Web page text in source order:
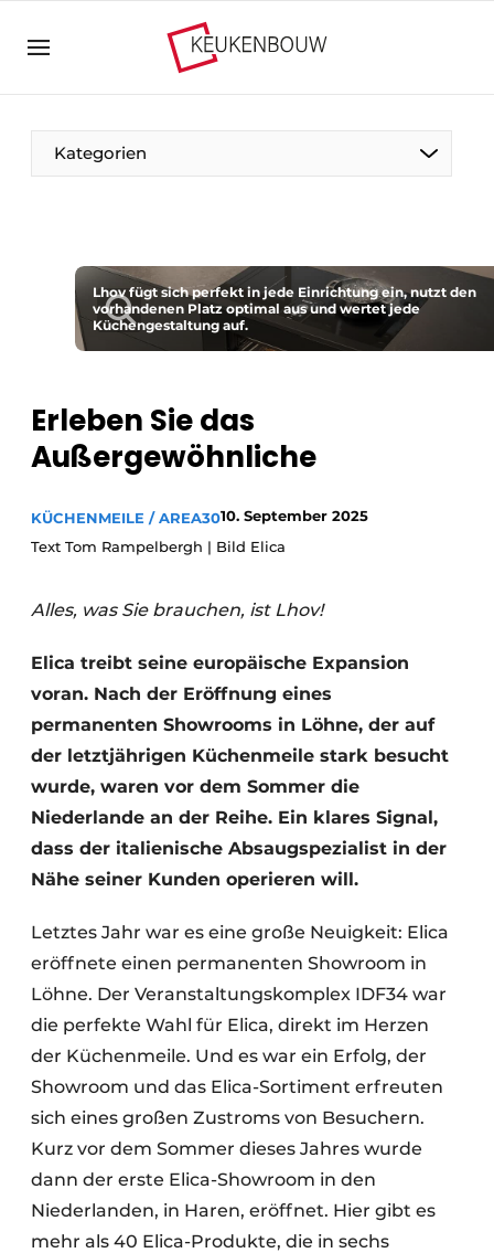
Registrieren Sie sich
Unternehmen
Kontakt
Küchenbau | Plattform zu Design und Technik in
der Küchenbranche
Magazin-Anfrage
Newsletter
Podcasts
Datenschutz / Cookie-Erklärung
Ein Stellenangebot registrieren
Videos
Kategorien
Der Stift
Zu Besuch bei
Nahrung zum Nachdenken
Möbelbeschläge und Schränke
Lhov fügt sich perfekt in jede Einrichtung ein, nutzt den
vorhandenen Platz optimal aus und wertet jede
Küchengestaltung auf.
Erleben Sie das
Außergewöhnliche
KÜCHENMEILE / AREA3010. September 2025
Text Tom Rampelbergh | Bild Elica
Alles, was Sie brauchen, ist Lhov!
Elica treibt seine europäische Expansion
voran. Nach der Eröffnung eines
permanenten Showrooms in Löhne, der auf
der letztjährigen Küchenmeile stark besucht
wurde, waren vor dem Sommer die
Niederlande an der Reihe. Ein klares Signal,
dass der italienische Absaugspezialist in der
Nähe seiner Kunden operieren will.
Letztes Jahr war es eine große Neuigkeit: Elica
eröffnete einen permanenten Showroom in
Löhne. Der Veranstaltungskomplex IDF34 war
die perfekte Wahl für Elica, direkt im Herzen
der Küchenmeile. Und es war ein Erfolg, der
Showroom und das Elica-Sortiment erfreuten
sich eines großen Zustroms von Besuchern.
Kurz vor dem Sommer dieses Jahres wurde
dann der erste Elica-Showroom in den
Niederlanden, in Haren, eröffnet. Hier gibt es
mehr als 40 Elica-Produkte, die in sechs